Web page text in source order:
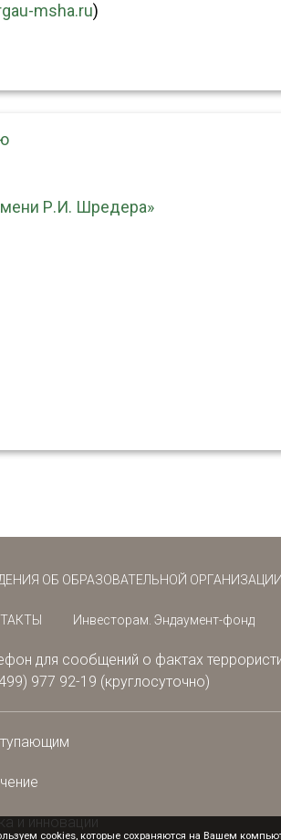
msha.ru)
Р.И. Шредера»
ОБ ОБРАЗОВАТЕЛЬНОЙ ОРГАНИЗАЦИИ
Инвесторам. Эндаумент-фонд
для сообщений о фактах
977 92-19 (круглосуточно)
и инновации
cookies, которые сохраняются на Вашем